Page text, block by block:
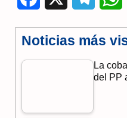
c
o
l
e
a
t
Noticias más
La
del PP